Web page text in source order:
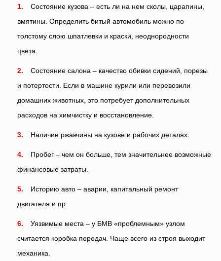
Состояние кузова – есть ли на нем сколы, царапины,
вмятины. Определить битый автомобиль можно по
толстому слою шпатлевки и краски, неоднородности
цвета.
Состояние салона – качество обивки сидений, порезы
и потертости. Если в машине курили или перевозили
домашних животных, это потребует дополнительных
расходов на химчистку и восстановление.
Наличие ржавчины на кузове и рабочих деталях.
Пробег – чем он больше, тем значительнее возможные
финансовые затраты.
Историю авто – аварии, капитальный ремонт
двигателя и пр.
Уязвимые места – у БМВ «проблемным» узлом
считается коробка передач. Чаще всего из строя выходит
механика.